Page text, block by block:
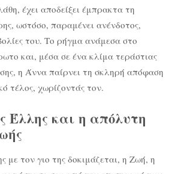
έχει αποδείξει έμπρακτα τη
ωστόσο, παραμένει ανένδοτος,
του. Το ρήγμα ανάμεσα στο
και, μέσα σε ένα κλίμα τεράστιας
η Άννα παίρνει τη σκληρή απόφαση
τέλος, χωρίζοντάς τον.
Έλλης και η απόλυτη
με τον γιο της δοκιμάζεται, η Ζωή, η